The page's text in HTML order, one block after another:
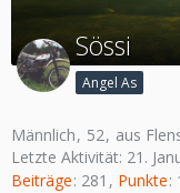
Sössi
Angel As
Männlich 52 aus
Letzte Aktivität: 21.
Beiträge 281 Punkte